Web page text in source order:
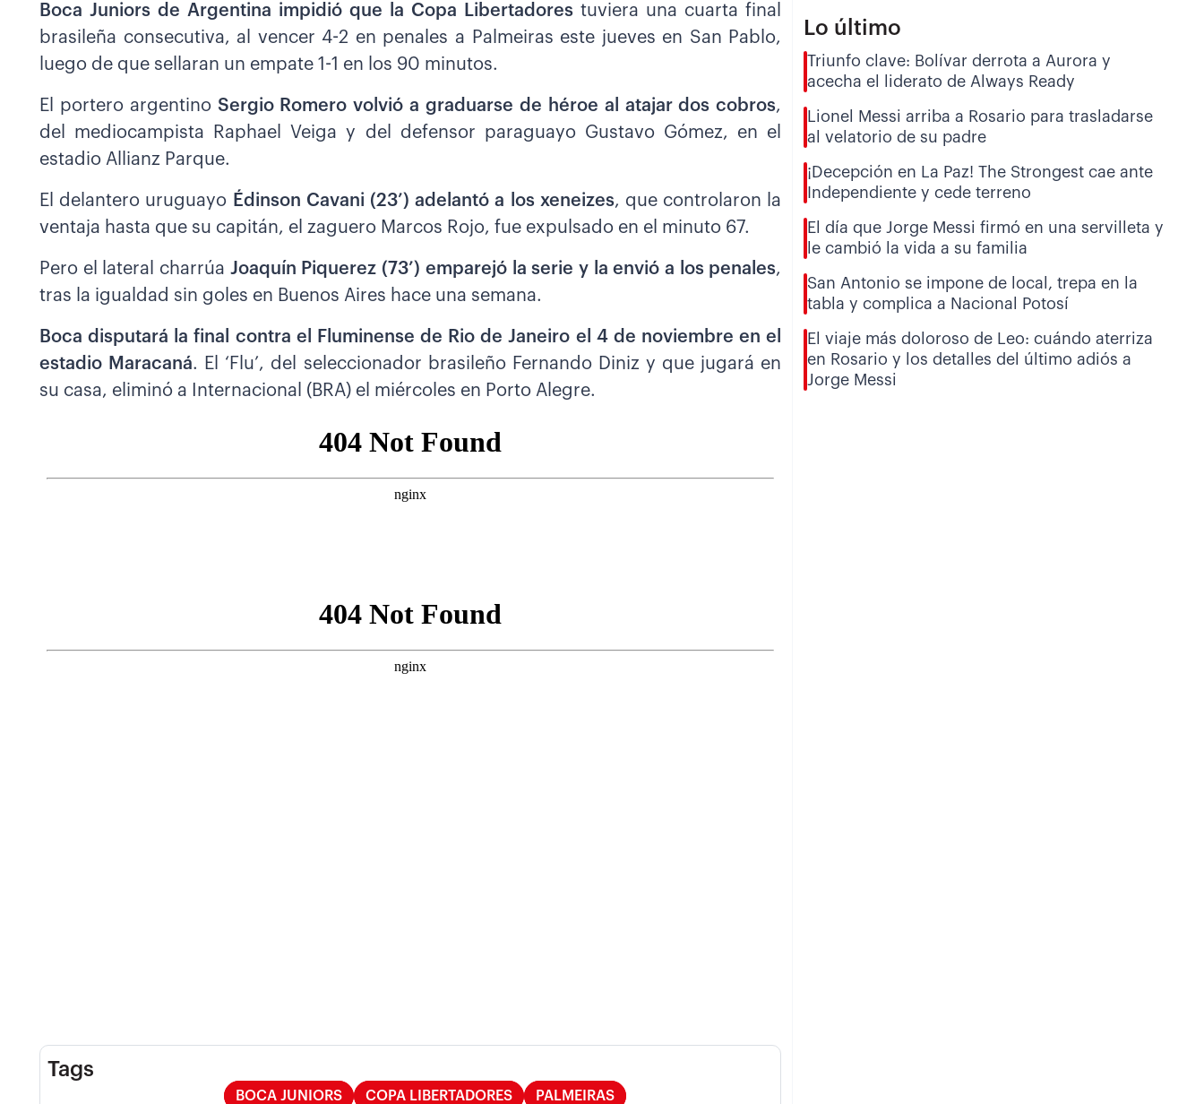
Boca Juniors de Argentina impidió que la Copa Libertadores tuviera una cuarta final
brasileña consecutiva, al vencer 4-2 en penales a Palmeiras este jueves en San Pablo,
luego de que sellaran un empate 1-1 en los 90 minutos.
El portero argentino Sergio Romero volvió a graduarse de héroe al atajar dos cobros,
del mediocampista Raphael Veiga y del defensor paraguayo Gustavo Gómez, en el
estadio Allianz Parque.
El delantero uruguayo Édinson Cavani (23’) adelantó a los xeneizes, que controlaron la
ventaja hasta que su capitán, el zaguero Marcos Rojo, fue expulsado en el minuto 67.
Pero el lateral charrúa Joaquín Piquerez (73’) emparejó la serie y la envió a los penales,
tras la igualdad sin goles en Buenos Aires hace una semana.
Boca disputará la final contra el Fluminense de Rio de Janeiro el 4 de noviembre en el
estadio Maracaná. El ‘Flu’, del seleccionador brasileño Fernando Diniz y que jugará en
su casa, eliminó a Internacional (BRA) el miércoles en Porto Alegre.
Tags
BOCA JUNIORS COPA LIBERTADORES PALMEIRAS
Lo último
Triunfo clave: Bolívar derrota a Aurora y
acecha el liderato de Always Ready
Lionel Messi arriba a Rosario para trasladarse
al velatorio de su padre
¡Decepción en La Paz! The Strongest cae ante
Independiente y cede terreno
El día que Jorge Messi firmó en una servilleta y
le cambió la vida a su familia
San Antonio se impone de local, trepa en la
tabla y complica a Nacional Potosí
El viaje más doloroso de Leo: cuándo aterriza
en Rosario y los detalles del último adiós a
Jorge Messi